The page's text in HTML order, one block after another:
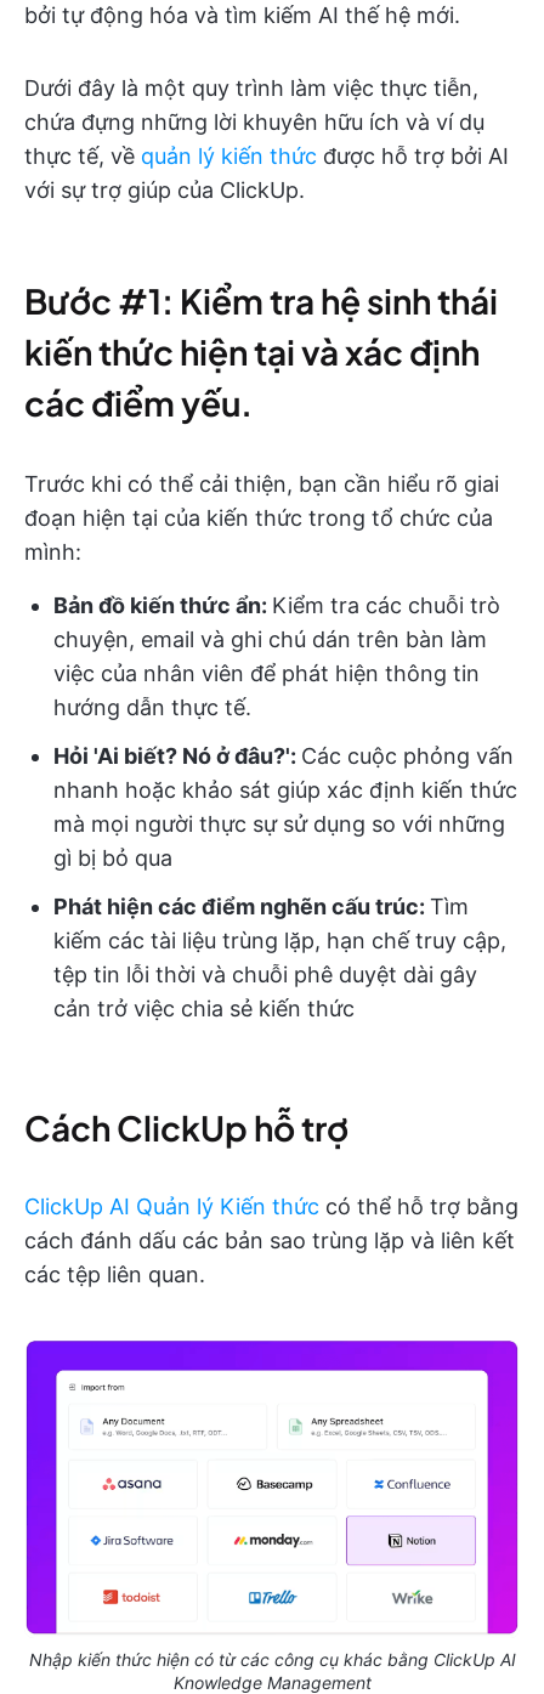
bởi tự động hóa và tìm kiếm AI thế hệ mới.
Dưới đây là một quy trình làm việc thực tiễn,
chứa đựng những lời khuyên hữu ích và ví dụ
thực tế, về quản lý kiến thức được hỗ trợ bởi AI
với sự trợ giúp của ClickUp.
Bước #1: Kiểm tra hệ sinh thái
kiến thức hiện tại và xác định
các điểm yếu.
Trước khi có thể cải thiện, bạn cần hiểu rõ giai
đoạn hiện tại của kiến thức trong tổ chức của
mình:
Bản đồ kiến thức ẩn: Kiểm tra các chuỗi trò
chuyện, email và ghi chú dán trên bàn làm
việc của nhân viên để phát hiện thông tin
hướng dẫn thực tế.
Hỏi 'Ai biết? Nó ở đâu?': Các cuộc phỏng vấn
nhanh hoặc khảo sát giúp xác định kiến thức
mà mọi người thực sự sử dụng so với những
gì bị bỏ qua
Phát hiện các điểm nghẽn cấu trúc: Tìm
kiếm các tài liệu trùng lặp, hạn chế truy cập,
tệp tin lỗi thời và chuỗi phê duyệt dài gây
cản trở việc chia sẻ kiến thức
Cách ClickUp hỗ trợ
ClickUp AI Quản lý Kiến thức có thể hỗ trợ bằng
cách đánh dấu các bản sao trùng lặp và liên kết
các tệp liên quan.
Nhập kiến thức hiện có từ các công cụ khác bằng ClickUp AI
Knowledge Management